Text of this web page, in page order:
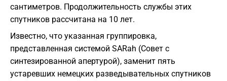
сантиметров. Продолжительность службы этих
спутников рассчитана на 10 лет.
Известно, что указанная группировка,
представленная системой SARah (Совет с
синтезированной апертурой), заменит пять
устаревших немецких разведывательных спутников